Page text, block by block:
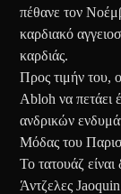
πέθανε τον
καρδιακό
καρδιάς.
Προς τιμήν του,
Abloh να πετάει
ανδρικών
Μόδας του
Το τατουάζ
Άντζελες